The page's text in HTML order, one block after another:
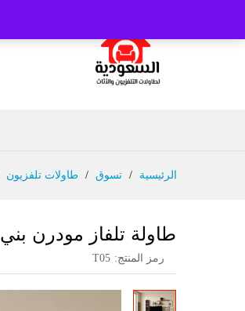
الرئيسية / تسوق / طاولات تلفزيون
طاولة تلفاز مودرن بني 05
رمز المنتج: T05